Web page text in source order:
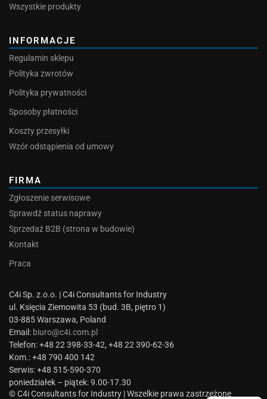
Wszystkie produkty
INFORMACJE
Regulamin sklepu
Polityka zwrotów
Polityka prywatności
Sposoby płatności
Koszty przesyłki
Wzór odstąpienia od umowy
FIRMA
Zgłoszenie serwisowe
Sprawdź status naprawy
Sprzedaż B2B (strona w budowie)
Kontakt
Praca
C4i Sp. z.o.o. | C4i Consultants for Industry
ul. Księcia Ziemowita 53 (bud. 3B, piętro 1)
03-885 Warszawa, Poland
Email: biuro@c4i.com.pl
Telefon: +48 22 398-33-42, +48 22 390-62-36
Kom.: +48 790 400 142
Serwis: +48 515-590-370
poniedziałek – piątek: 9.00-17.30
© C4i Consultants for Industry | Wszelkie prawa zastrzeżone